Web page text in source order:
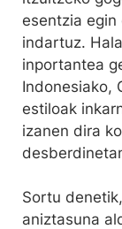
esentzia
indartuz.
inportantea
Indonesiako,
estiloak
izanen dira
Sortu
aniztasuna